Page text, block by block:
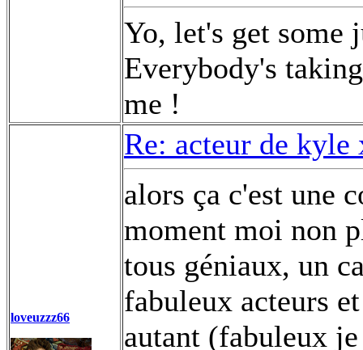
Yo, let's get some
Everybody's
me !
loveuzzz66
Re: acteur de
alors ça c'est une
moment moi non
tous géniaux, un
fabuleux acteurs
autant (fabuleux